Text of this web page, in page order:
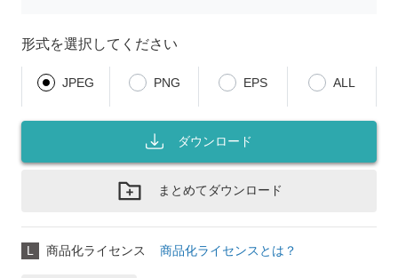
形式を選択してください
JPEG PNG EPS ALL
ダウンロード
まとめてダウンロード
L 商品化ライセンス 商品化ライセンスとは？